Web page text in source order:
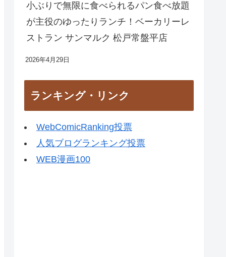
小ぶりで無限に食べられるパン食べ放題
が主役のゆったりランチ！ベーカリーレ
ストラン サンマルク 松戸常盤平店
2026年4月29日
ランキング・リンク
WebComicRanking投票
人気ブログランキング投票
WEB漫画100